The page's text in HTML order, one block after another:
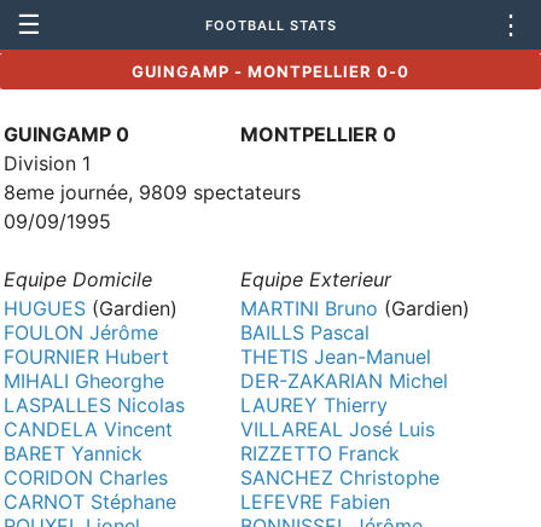
☰ FOOTBALL STATS ⋮
GUINGAMP - MONTPELLIER 0-0
GUINGAMP 0
MONTPELLIER 0
Division 1
8eme journée, 9809 spectateurs
09/09/1995
Equipe Domicile
Equipe Exterieur
HUGUES (Gardien)
FOULON Jérôme
FOURNIER Hubert
MIHALI Gheorghe
LASPALLES Nicolas
CANDELA Vincent
BARET Yannick
CORIDON Charles
CARNOT Stéphane
MARTINI Bruno (Gardien)
BAILLS Pascal
THETIS Jean-Manuel
DER-ZAKARIAN Michel
LAUREY Thierry
VILLAREAL José Luis
RIZZETTO Franck
SANCHEZ Christophe
LEFEVRE Fabien